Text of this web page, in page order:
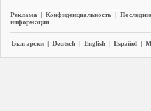
Реклама | Конфиденциальность |
информация
Български | Deutsch | English | Español |